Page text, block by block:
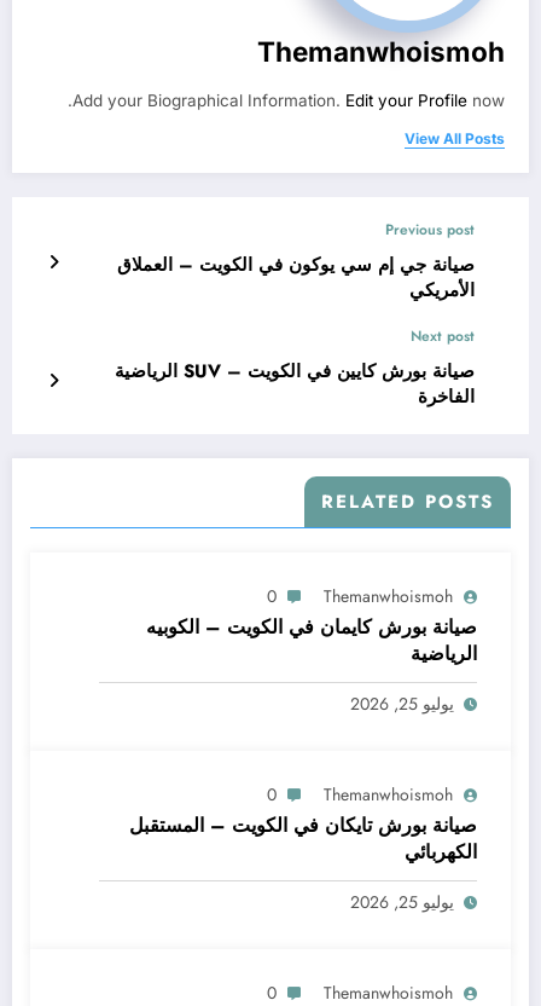
Themanwhoismoh
Add your Biographical Information. Edit your Profile now.
View All Posts
Previous post
صيانة جي إم سي يوكون في الكويت – العملاق
الأمريكي
Next post
صيانة بورش كايين في الكويت – SUV الرياضية
الفاخرة
RELATED POSTS
Themanwhoismoh
0
صيانة بورش كايمان في الكويت – الكوبيه
الرياضية
يوليو 25, 2026
Themanwhoismoh
0
صيانة بورش تايكان في الكويت – المستقبل
الكهربائي
يوليو 25, 2026
Themanwhoismoh
0